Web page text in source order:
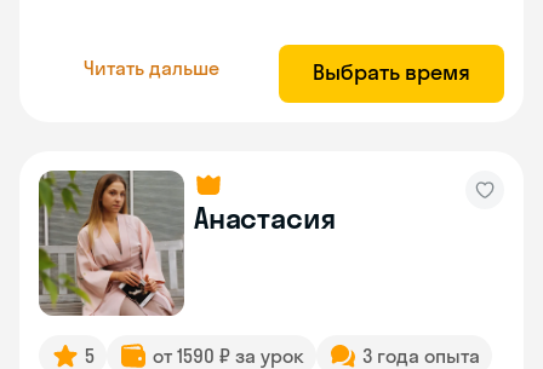
Читать дальше Выбрать время
Анастасия
5 от 1590 ₽ за урок
3 года опыта